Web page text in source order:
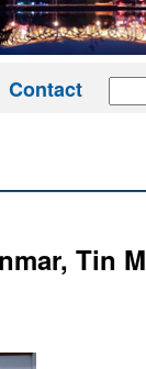
Contact
Tin